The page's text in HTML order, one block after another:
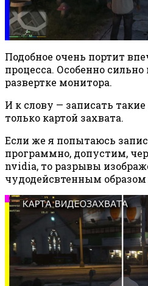
Подобное очень портит
процесса. Особенно сильно
развертке монитора.
И к слову — записать
только картой захвата.
Если же я попытаюсь
программно, допустим,
nvidia, то разрывы
чудодейсвтенным